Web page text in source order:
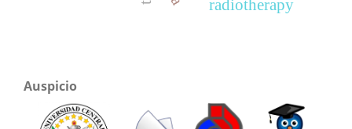
radiotherapy
Auspicio